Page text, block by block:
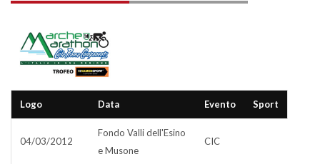
Logo Data Evento Sport
04/03/2012
Fondo Valli dell'Esino
e Musone
CIC